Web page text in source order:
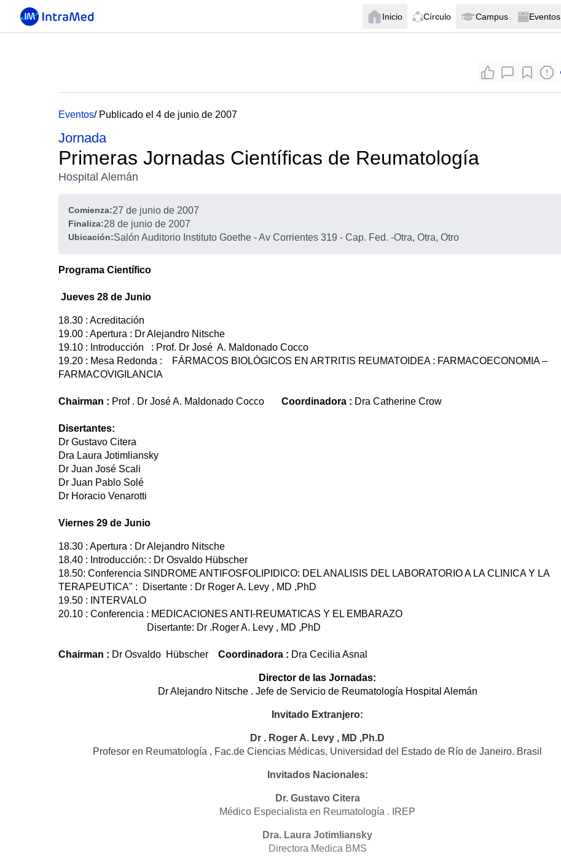
Inicio Círculo Campus Eventos
Eventos/ Publicado el 4 de junio de 2007
Jornada
Primeras Jornadas Científicas de Reumatología
Hospital Alemán
Comienza:27 de junio de 2007
Finaliza:28 de junio de 2007
Ubicación:Salón Auditorio Instituto Goethe - Av Corrientes 319 - Cap. Fed. -Otra, Otra, Otro
Programa Científico
Jueves 28 de Junio
18.30 : Acreditación
19.00 : Apertura : Dr Alejandro Nitsche
19.10 : Introducción : Prof. Dr José A. Maldonado Cocco
19.20 : Mesa Redonda : FÁRMACOS BIOLÓGICOS EN ARTRITIS REUMATOIDEA : FARMACOECONOMIA –
FARMACOVIGILANCIA
Chairman : Prof . Dr José A. Maldonado Cocco Coordinadora : Dra Catherine Crow
Disertantes:
Dr Gustavo Citera
Dra Laura Jotimliansky
Dr Juan José Scali
Dr Juan Pablo Solé
Dr Horacio Venarotti
Viernes 29 de Junio
18.30 : Apertura : Dr Alejandro Nitsche
18.40 : Introducción: : Dr Osvaldo Hübscher
18.50: Conferencia SINDROME ANTIFOSFOLIPIDICO: DEL ANALISIS DEL LABORATORIO A LA CLINICA Y LA
TERAPEUTICA" : Disertante : Dr Roger A. Levy , MD ,PhD
19.50 : INTERVALO
20.10 : Conferencia : MEDICACIONES ANTI-REUMATICAS Y EL EMBARAZO
Disertante: Dr .Roger A. Levy , MD ,PhD
Chairman : Dr Osvaldo Hübscher Coordinadora : Dra Cecilia Asnal
Director de las Jornadas:
Dr Alejandro Nitsche . Jefe de Servicio de Reumatología Hospital Alemán
Invitado Extranjero:
Dr . Roger A. Levy , MD ,Ph.D
Profesor en Reumatología , Fac.de Ciencias Médicas, Universidad del Estado de Río de Janeiro. Brasil
Invitados Nacionales:
Dr. Gustavo Citera
Médico Especialista en Reumatología . IREP
Dra. Laura Jotimliansky
Directora Medica BMS